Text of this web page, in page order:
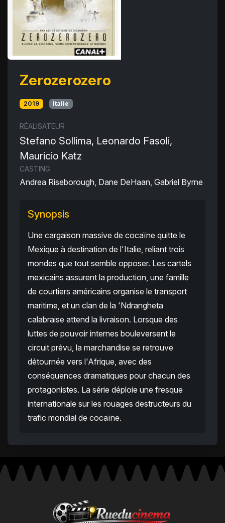
Zerozerozero
2019 Italie
RÉALISATEUR
Stefano Sollima, Leonardo Fasoli,
Mauricio Katz
CASTING
Andrea Riseborough, Dane DeHaan, Gabriel Byrne
Synopsis
Une cargaison massive de cocaïne quitte le
Mexique à destination de l'Italie, reliant trois
mondes que tout semble opposer. Les cartels
mexicains assurent la production, une famille
de courtiers américains organise le transport
maritime, et un clan de la 'Ndrangheta
calabraise attend la livraison. Lorsque des
luttes de pouvoir internes bouleversent le
circuit prévu, la marchandise se retrouve
détournée vers l'Afrique, avec des
conséquences dramatiques pour chacun des
protagonistes. La série déploie une fresque
internationale sur les rouages destructeurs du
trafic mondial de cocaïne.